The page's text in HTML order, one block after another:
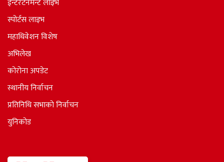
स्पोर्टस लाइभ
महाधिवेशन विशेष
अभिलेख
कोरोना अपडेट
स्थानीय निर्वाचन
प्रतिनिधि सभाकाे निर्वाचन
युनिकोड